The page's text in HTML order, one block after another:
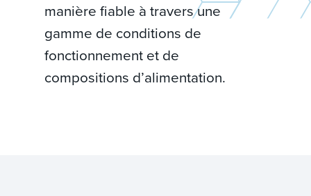
manière fiable à travers une
gamme de conditions de
fonctionnement et de
compositions d’alimentation.